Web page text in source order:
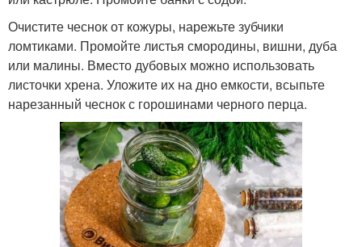
Очистите чеснок от кожуры, нарежьте зубчики
ломтиками. Промойте листья смородины, вишни, дуба
или малины. Вместо дубовых можно использовать
листочки хрена. Уложите их на дно емкости, всыпьте
нарезанный чеснок с горошинами черного перца.